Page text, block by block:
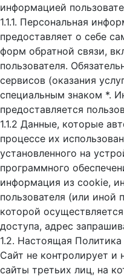
информацией
1.1.1. Персональная
предоставляет о себе
форм обратной связи,
пользователя.
сервисов (оказания
специальным знаком *.
предоставляется
1.1.2 Данные, которые
процессе их
установленного на
программного
информация из cookie,
пользователя (или
которой
доступа, адрес
1.2. Настоящая
Сайт не контролирует и
сайты третьих лиц, на